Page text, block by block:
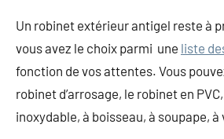
Un robinet extérieur antigel reste à
vous avez le choix parmi une liste
fonction de vos attentes. Vous
robinet d’arrosage, le robinet en
inoxydable, à boisseau, à soupape, à